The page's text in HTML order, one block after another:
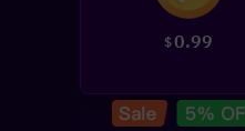
$0.99